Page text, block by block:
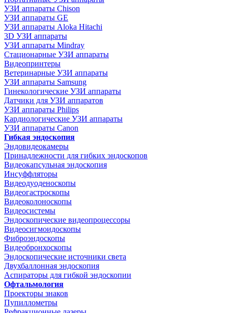
УЗИ аппараты Chison
УЗИ аппараты GE
УЗИ аппараты Aloka Hitachi
3D УЗИ аппараты
УЗИ аппараты Mindray
Стационарные УЗИ аппараты
Видеопринтеры
Ветеринарные УЗИ аппараты
УЗИ аппараты Samsung
Гинекологические УЗИ аппараты
Датчики для УЗИ аппаратов
УЗИ аппараты Philips
Кардиологические УЗИ аппараты
УЗИ аппараты Canon
Гибкая эндоскопия
Эндовидеокамеры
Принадлежности для гибких эндоскопов
Видеокапсульная эндоскопия
Инсуффляторы
Видеодуоденоскопы
Видеогастроскопы
Видеоколоноскопы
Видеосистемы
Эндоскопические видеопроцессоры
Видеосигмоидоскопы
Фиброэндоскопы
Видеобронхоскопы
Эндоскопические источники света
Двухбаллонная эндоскопия
Аспираторы для гибкой эндоскопии
Офтальмология
Проекторы знаков
Пупиллометры